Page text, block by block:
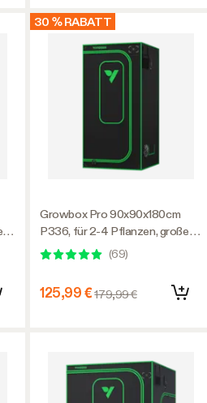
30 % RABATT
Growbox Pro 90x90x180cm
P336, für 2-4 Pflanzen, großes
Frontfenster, für den Indoor-
(69)
125,99 € 179,99 €